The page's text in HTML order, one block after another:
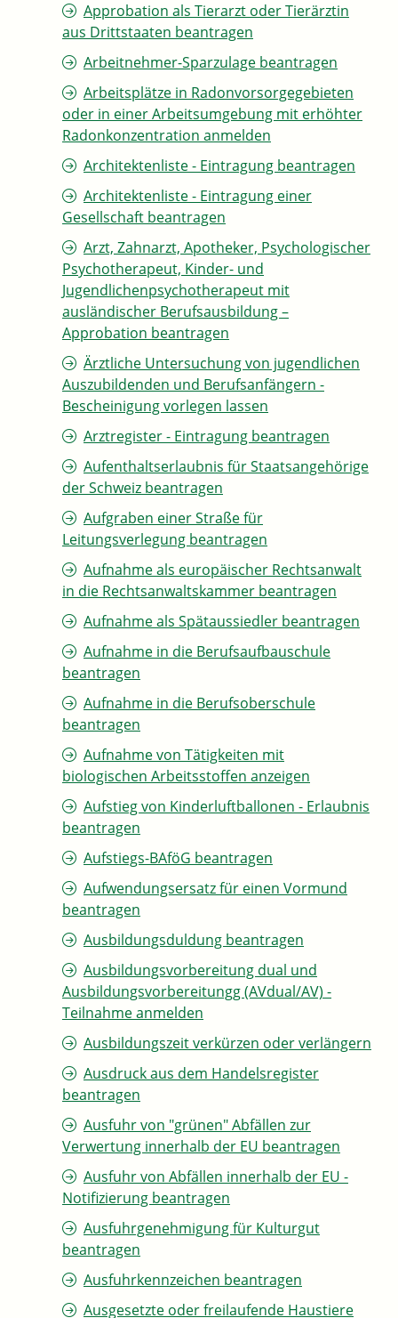
Approbation als Tierarzt oder Tierärztin
aus Drittstaaten beantragen
Arbeitnehmer-Sparzulage beantragen
Arbeitsplätze in Radonvorsorgegebieten
oder in einer Arbeitsumgebung mit erhöhter
Radonkonzentration anmelden
Architektenliste - Eintragung beantragen
Architektenliste - Eintragung einer
Gesellschaft beantragen
Arzt, Zahnarzt, Apotheker, Psychologischer
Psychotherapeut, Kinder- und
Jugendlichenpsychotherapeut mit
ausländischer Berufsausbildung –
Approbation beantragen
Ärztliche Untersuchung von jugendlichen
Auszubildenden und Berufsanfängern -
Bescheinigung vorlegen lassen
Arztregister - Eintragung beantragen
Aufenthaltserlaubnis für Staatsangehörige
der Schweiz beantragen
Aufgraben einer Straße für
Leitungsverlegung beantragen
Aufnahme als europäischer Rechtsanwalt
in die Rechtsanwaltskammer beantragen
Aufnahme als Spätaussiedler beantragen
Aufnahme in die Berufsaufbauschule
beantragen
Aufnahme in die Berufsoberschule
beantragen
Aufnahme von Tätigkeiten mit
biologischen Arbeitsstoffen anzeigen
Aufstieg von Kinderluftballonen - Erlaubnis
beantragen
Aufstiegs-BAföG beantragen
Aufwendungsersatz für einen Vormund
beantragen
Ausbildungsduldung beantragen
Ausbildungsvorbereitung dual und
Ausbildungsvorbereitungg (AVdual/AV) -
Teilnahme anmelden
Ausbildungszeit verkürzen oder verlängern
Ausdruck aus dem Handelsregister
beantragen
Ausfuhr von "grünen" Abfällen zur
Verwertung innerhalb der EU beantragen
Ausfuhr von Abfällen innerhalb der EU -
Notifizierung beantragen
Ausfuhrgenehmigung für Kulturgut
beantragen
Ausfuhrkennzeichen beantragen
Ausgesetzte oder freilaufende Haustiere